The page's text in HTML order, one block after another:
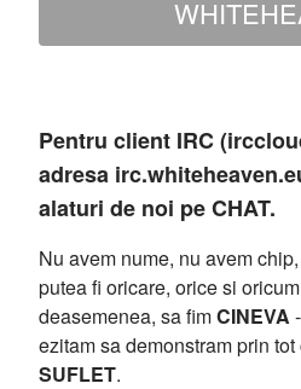
Pentru client IRC
adresa
alaturi de noi pe CHAT.
Nu avem nume, nu avem
putea fi oricare, orice si
deasemenea, sa fimCINEVA
ezitam sa demonstram prin
SUFLET.